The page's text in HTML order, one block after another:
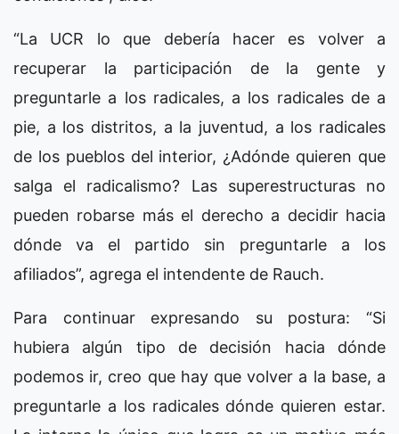
“La UCR lo que debería hacer es volver a
recuperar la participación de la gente y
preguntarle a los radicales, a los radicales de a
pie, a los distritos, a la juventud, a los radicales
de los pueblos del interior, ¿Adónde quieren que
salga el radicalismo? Las superestructuras no
pueden robarse más el derecho a decidir hacia
dónde va el partido sin preguntarle a los
afiliados”, agrega el intendente de Rauch.
Para continuar expresando su postura: “Si
hubiera algún tipo de decisión hacia dónde
podemos ir, creo que hay que volver a la base, a
preguntarle a los radicales dónde quieren estar.